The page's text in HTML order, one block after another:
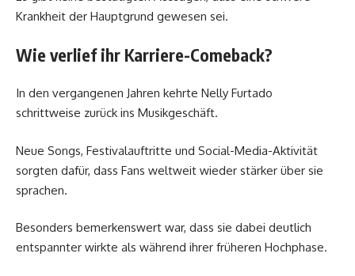
Krankheit der Hauptgrund gewesen sei.
Wie verlief ihr Karriere-Comeback?
In den vergangenen Jahren kehrte Nelly Furtado
schrittweise zurück ins Musikgeschäft.
Neue Songs, Festivalauftritte und Social-Media-Aktivität
sorgten dafür, dass Fans weltweit wieder stärker über sie
sprachen.
Besonders bemerkenswert war, dass sie dabei deutlich
entspannter wirkte als während ihrer früheren Hochphase.